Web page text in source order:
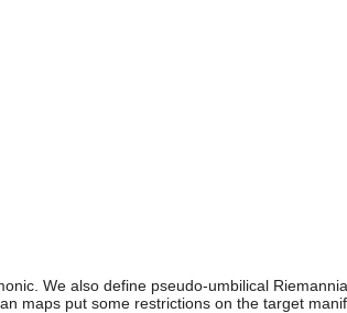
We also define pseudo-umbilical
maps put some restrictions on the target